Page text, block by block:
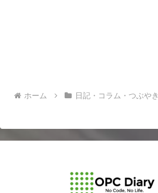
ホーム 日記・コラム・つぶやき